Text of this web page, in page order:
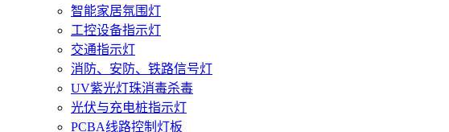
智能家居氛围灯
工控设备指示灯
交通指示灯
消防、安防、铁路信号灯
UV紫光灯珠消毒杀毒
光伏与充电桩指示灯
PCBA线路控制灯板